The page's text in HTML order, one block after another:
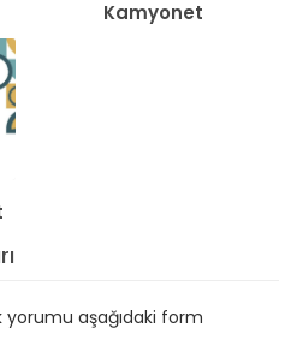
Kamyonet
yorumu aşağıdaki form